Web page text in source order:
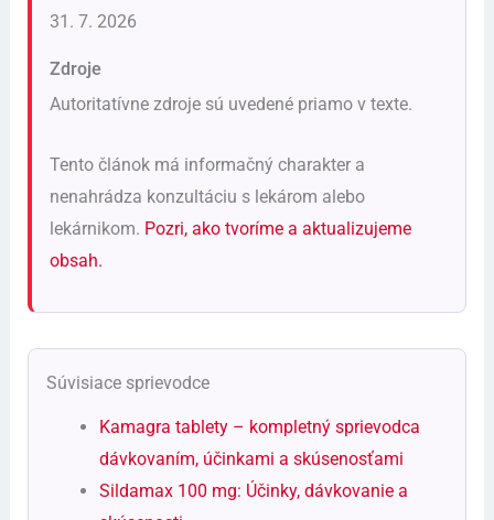
31. 7. 2026
Zdroje
Autoritatívne zdroje sú uvedené priamo v texte.
Tento článok má informačný charakter a
nenahrádza konzultáciu s lekárom alebo
lekárnikom. Pozri, ako tvoríme a aktualizujeme
obsah.
Súvisiace sprievodce
Kamagra tablety – kompletný sprievodca
dávkovaním, účinkami a skúsenosťami
Sildamax 100 mg: Účinky, dávkovanie a